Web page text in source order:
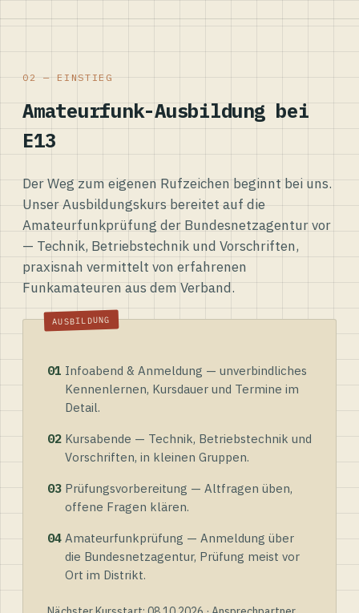
02 — EINSTIEG
Amateurfunk-Ausbildung bei
E13
Der Weg zum eigenen Rufzeichen beginnt bei uns.
Unser Ausbildungskurs bereitet auf die
Amateurfunkprüfung der Bundesnetzagentur vor
— Technik, Betriebstechnik und Vorschriften,
praxisnah vermittelt von erfahrenen
Funkamateuren aus dem Verband.
01 Infoabend & Anmeldung — unverbindliches
Kennenlernen, Kursdauer und Termine im
Detail.
02 Kursabende — Technik, Betriebstechnik und
Vorschriften, in kleinen Gruppen.
03 Prüfungsvorbereitung — Altfragen üben,
offene Fragen klären.
04 Amateurfunkprüfung — Anmeldung über
die Bundesnetzagentur, Prüfung meist vor
Ort im Distrikt.